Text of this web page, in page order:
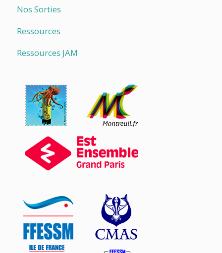
Nos Sorties
Ressources
Ressources JAM